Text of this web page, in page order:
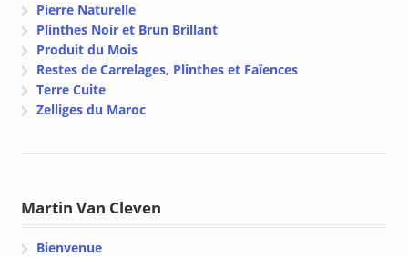
Pierre Naturelle
Plinthes Noir et Brun Brillant
Produit du Mois
Restes de Carrelages, Plinthes et Faïences
Terre Cuite
Zelliges du Maroc
Martin Van Cleven
Bienvenue